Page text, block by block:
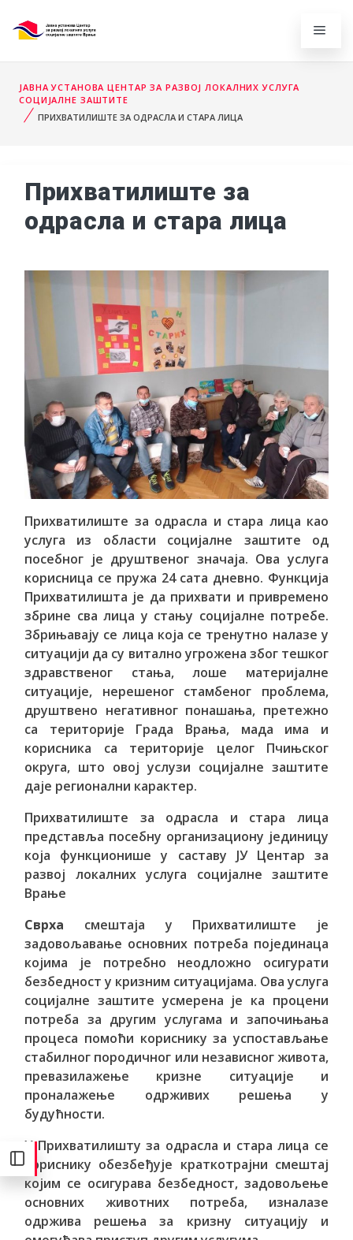
ЈАВНА УСТАНОВА ЦЕНТАР ЗА РАЗВОЈ ЛОКАЛНИХ УСЛУГА
СОЦИЈАЛНЕ ЗАШТИТЕ
ПРИХВАТИЛИШТЕ ЗА ОДРАСЛА И СТАРА ЛИЦА
Прихватилиште за
одрасла и стара лица
Прихватилиште за одрасла и стара лица као
услуга из области социјалне заштите од
посебног је друштвеног значаја. Ова услуга
корисница се пружа 24 сата дневно. Функција
Прихватилишта је да прихвати и привремено
збрине сва лица у стању социјалне потребе.
Збрињавају се лица која се тренутно налазе у
ситуацији да су витално угрожена због тешког
здравственог стања, лоше материјалне
ситуације, нерешеног стамбеног проблема,
друштвено негативног понашања, претежно
са територије Града Врања, мада има и
корисника са територије целог Пчињског
округа, што овој услузи социјалне заштите
даје регионални карактер.
Прихватилиште за одрасла и стара лица
представља посебну организациону јединицу
која функционише у саставу ЈУ Центар за
развој локалних услуга социјалне заштите
Врање
Сврха смештаја у Прихватилиште је
задовољавање основних потреба појединаца
којима је потребно неодложно осигурати
безбедност у кризним ситуацијама. Ова услуга
социјалне заштите усмерена је ка процени
потреба за другим услугама и започињања
процеса помоћи кориснику за успостављање
стабилног породичног или независног живота,
превазилажење кризне ситуације и
проналажење одрживих решења у
будућности.
У Прихватилишту за одрасла и стара лица се
кориснику обезбеђује краткотрајни смештај
којим се осигурава безбедност, задовољење
основних животних потреба, изналазе
одржива решења за кризну ситуацију и